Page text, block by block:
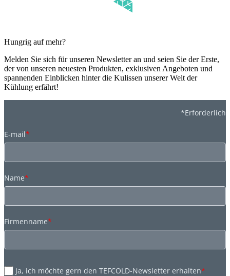
Hungrig auf mehr?
Melden Sie sich für unseren Newsletter an und seien Sie der Erste,
der von unseren neuesten Produkten, exklusiven Angeboten und
spannenden Einblicken hinter die Kulissen unserer Welt der
Kühlung erfährt!
*Erforderlich
E-mail*
Name*
Firmenname*
Ja, ich möchte gern den TEFCOLD-Newsletter erhalten*